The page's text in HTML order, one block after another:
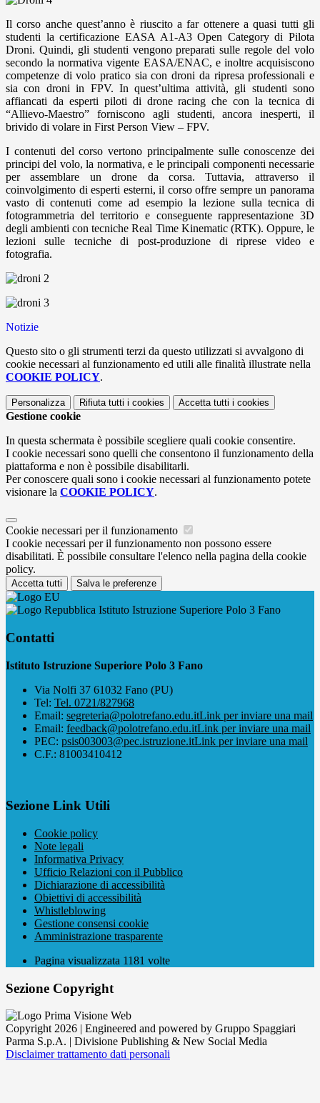
Il corso anche quest’anno è riuscito a far ottenere a quasi tutti gli
studenti la certificazione EASA A1-A3 Open Category di Pilota
Droni. Quindi, gli studenti vengono preparati sulle regole del volo
secondo la normativa vigente EASA/ENAC, e inoltre acquisiscono
competenze di volo pratico sia con droni da ripresa professionali e
sia con droni in FPV. In quest’ultima attività, gli studenti sono
affiancati da esperti piloti di drone racing che con la tecnica di
“Allievo-Maestro” forniscono agli studenti, ancora inesperti, il
brivido di volare in First Person View – FPV.
I contenuti del corso vertono principalmente sulle conoscenze dei
principi del volo, la normativa, e le principali componenti necessarie
per assemblare un drone da corsa. Tuttavia, attraverso il
coinvolgimento di esperti esterni, il corso offre sempre un panorama
vasto di contenuti come ad esempio la lezione sulla tecnica di
fotogrammetria del territorio e conseguente rappresentazione 3D
degli ambienti con tecniche Real Time Kinematic (RTK). Oppure, le
lezioni sulle tecniche di post-produzione di riprese video e
fotografia.
Notizie
Questo sito o gli strumenti terzi da questo utilizzati si avvalgono di
cookie necessari al funzionamento ed utili alle finalità illustrate nella
COOKIE POLICY.
Personalizza Rifiuta tutti i cookies Accetta tutti i cookies
Gestione cookie
In questa schermata è possibile scegliere quali cookie consentire.
I cookie necessari sono quelli che consentono il funzionamento della
piattaforma e non è possibile disabilitarli.
Per conoscere quali sono i cookie necessari al funzionamento potete
visionare la COOKIE POLICY.
Cookie necessari per il funzionamento
I cookie necessari per il funzionamento non possono essere
disabilitati. È possibile consultare l'elenco nella pagina della cookie
policy.
Accetta tutti Salva le preferenze
Istituto Istruzione Superiore Polo 3 Fano
Contatti
Istituto Istruzione Superiore Polo 3 Fano
Via Nolfi 37 61032 Fano (PU)
Tel: Tel. 0721/827968
Email: segreteria@polotrefano.e​du.itLink per inviare una mail
Email: feedback@polotrefano.edu.itLink per inviare una mail
PEC: psis003003@pec.istruzione.itLink per inviare una mail
C.F.: 81003410412
Sezione Link Utili
Cookie policy
Note legali
Informativa Privacy
Ufficio Relazioni con il Pubblico
Dichiarazione di accessibilità
Obiettivi di accessibilità
Whistleblowing
Gestione consensi cookie
Amministrazione trasparente
Pagina visualizzata 1181 volte
Sezione Copyright
Copyright 2026 | Engineered and powered by Gruppo Spaggiari
Parma S.p.A. | Divisione Publishing & New Social Media
Disclaimer trattamento dati personali